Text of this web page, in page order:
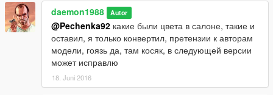
daemon1988 Autor
@Pechenka92 какие были цвета в салоне, такие и
оставил, я только конвертил, претензии к авторам
модели, гоязь да, там косяк, в следующей версии
может исправлю
18. Juni 2016